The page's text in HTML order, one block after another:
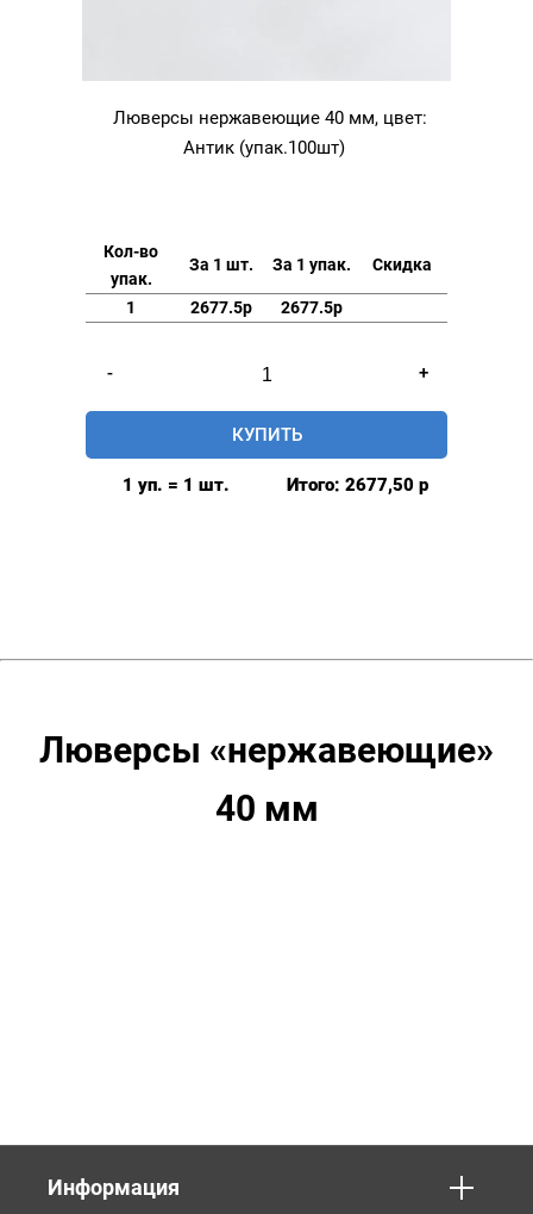
Люверсы нержавеющие 40 мм, цвет:
Антик (упак.100шт)
Кол-во
упак.
За 1 шт. За 1 упак. Скидка
1 2677.5р 2677.5р
-
товара
Люверсы
нержавеющие
+
КУПИТЬ
1 уп. = 1 шт. Итого: 2677,50 р
Люверсы «нержавеющие»
40 мм
Информация